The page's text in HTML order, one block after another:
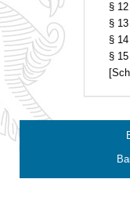
§
§ 13
§
§